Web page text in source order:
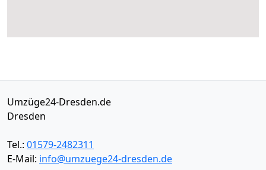
Umzüge24-Dresden.de
Dresden
Tel.: 01579-2482311
E-Mail: info@umzuege24-dresden.de